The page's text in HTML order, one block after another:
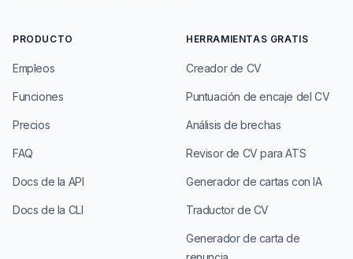
PRODUCTO
Empleos
Funciones
Precios
FAQ
Docs de la API
Docs de la CLI
HERRAMIENTAS GRATIS
Creador de CV
Puntuación de encaje del CV
Análisis de brechas
Revisor de CV para ATS
Generador de cartas con IA
Traductor de CV
Generador de carta de